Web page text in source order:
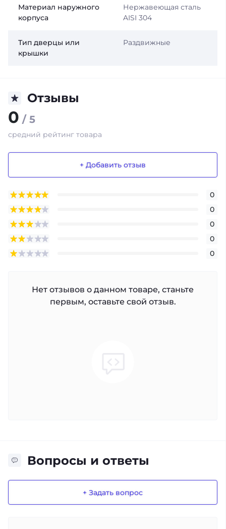
Материал наружного
корпуса
Нержавеющая сталь
AISI 304
Тип дверцы или
крышки
Раздвижные
Отзывы
0 / 5
средний рейтинг товара
+ Добавить отзыв
0
0
0
0
0
Нет отзывов о данном товаре, станьте
первым, оставьте свой отзыв.
Вопросы и ответы
+ Задать вопрос